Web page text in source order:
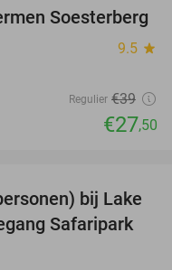
29%
Soesterberg
9.5 star
Regulier €39
€27,50
53%
bij Lake
Safaripark